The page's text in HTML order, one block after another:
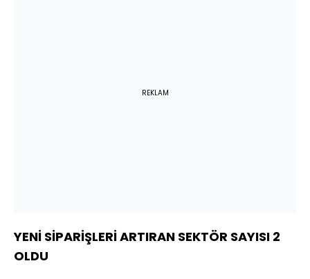
REKLAM
YENİ SİPARİŞLERİ ARTIRAN SEKTÖR SAYISI 2
OLDU